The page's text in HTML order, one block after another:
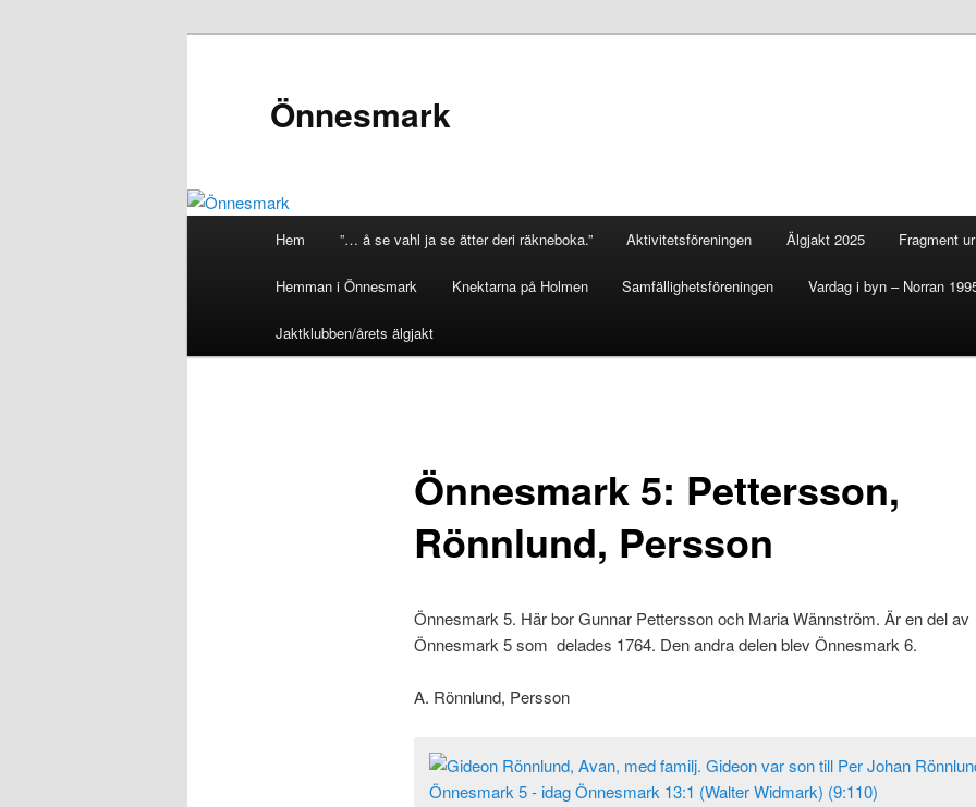
Önnesmark
Hoppa
till
Hem ”… å se vahl ja se ätter deri räkneboka.” Aktivitetsföreningen Älgjakt 2025 Fragment
Hemman i Önnesmark Knektarna på Holmen Samfällighetsföreningen Vardag i byn – Norran
Jaktklubben/årets älgjakt
Önnesmark 5: Pettersson,
Rönnlund, Persson
Önnesmark 5. Här bor Gunnar Pettersson och Maria Wännström. Är en del av
Önnesmark 5 som delades 1764. Den andra delen blev Önnesmark 6.
A. Rönnlund, Persson